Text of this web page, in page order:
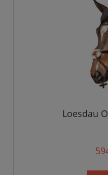
Loesdau